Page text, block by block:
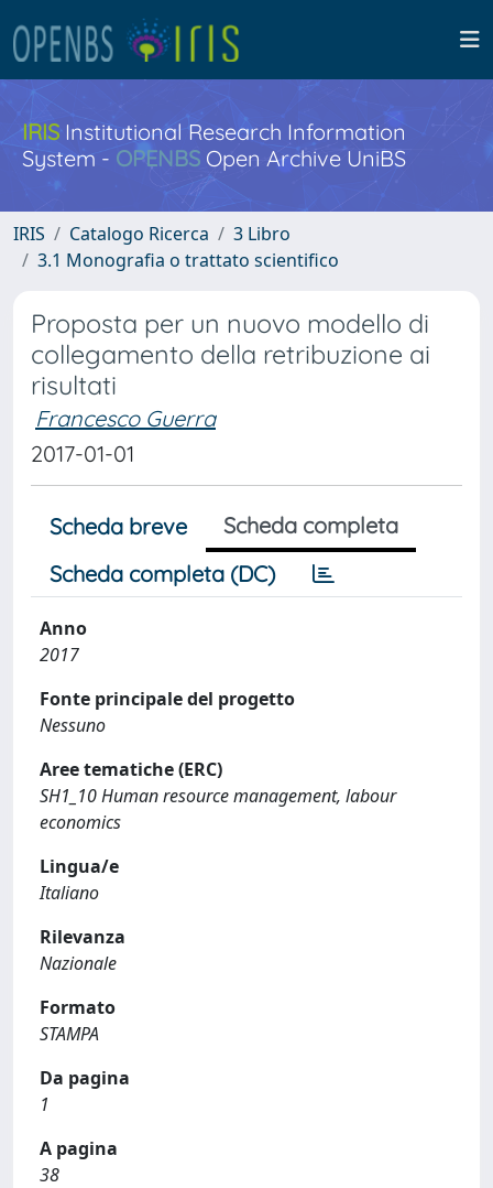
IRISInstitutional Research Information
System - OPENBS Open Archive UniBS
IRIS Catalogo Ricerca
3 Libro
3.1 Monografia o trattato scientifico
Proposta per un nuovo modello di
collegamento della retribuzione ai
risultati
Francesco Guerra
2017-01-01
Scheda breve
Scheda completa
Scheda completa (DC)
Anno
2017
Fonte principale del progetto
Nessuno
Aree tematiche (ERC)
SH1_10 Human resource management, labour
economics
Lingua/e
Italiano
Rilevanza
Nazionale
Formato
STAMPA
Da pagina
1
A pagina
38